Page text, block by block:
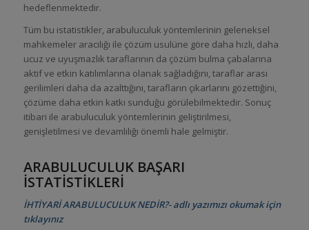
hedeflenmektedir.
Tüm bu istatistikler, arabuluculuk yöntemlerinin geleneksel
mahkemeler aracılığı ile çözüm usulüne göre daha hızlı, daha
ucuz ve uyuşmazlık taraflarının da çözüm bulma çabalarına
aktif ve etkin katılımlarına olanak sağladığını, taraflar arası
gerilimleri daha da azalttığını, tarafların çıkarlarını gözettiğini,
çözüme daha etkin katkı sunduğu görülebilmektedir. Sonuç
itibari ile arabuluculuk yöntemlerinin geliştirilmesi,
genişletilmesi ve devamlılığı önemli hale gelmiştir.
ARABULUCULUK BAŞARI
İSTATİSTİKLERİ
İHTİYARİ ARABULUCULUK NEDİR?- adlı yazımızı okumak için
tıklayınız